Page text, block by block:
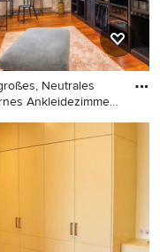
Neutrales
Ankleidezimmer
Neutrales
Ankleidezimmer
in